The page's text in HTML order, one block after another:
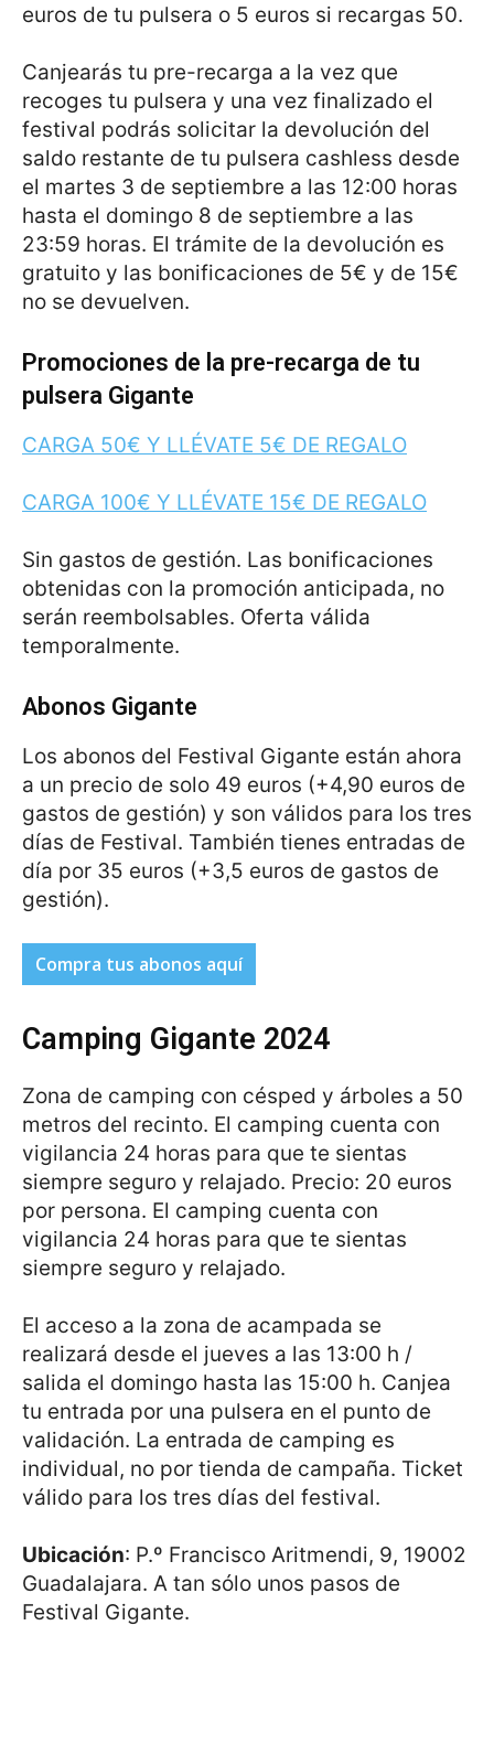
euros de tu pulsera o 5 euros si recargas 50.
Canjearás tu pre-recarga a la vez que
recoges tu pulsera y una vez finalizado el
festival podrás solicitar la devolución del
saldo restante de tu pulsera cashless desde
el martes 3 de septiembre a las 12:00 horas
hasta el domingo 8 de septiembre a las
23:59 horas. El trámite de la devolución es
gratuito y las bonificaciones de 5€ y de 15€
no se devuelven.
Promociones de la pre-recarga de tu
pulsera Gigante
CARGA 50€ Y LLÉVATE 5€ DE REGALO
CARGA 100€ Y LLÉVATE 15€ DE REGALO
Sin gastos de gestión. Las bonificaciones
obtenidas con la promoción anticipada, no
serán reembolsables. Oferta válida
temporalmente.
Abonos Gigante
Los abonos del Festival Gigante están ahora
a un precio de solo 49 euros (+4,90 euros de
gastos de gestión) y son válidos para los tres
días de Festival. También tienes entradas de
día por 35 euros (+3,5 euros de gastos de
gestión).
Compra tus abonos aquí
Camping Gigante 2024
Zona de camping con césped y árboles a 50
metros del recinto. El camping cuenta con
vigilancia 24 horas para que te sientas
siempre seguro y relajado. Precio: 20 euros
por persona. El camping cuenta con
vigilancia 24 horas para que te sientas
siempre seguro y relajado.
El acceso a la zona de acampada se
realizará desde el jueves a las 13:00 h /
salida el domingo hasta las 15:00 h. Canjea
tu entrada por una pulsera en el punto de
validación. La entrada de camping es
individual, no por tienda de campaña. Ticket
válido para los tres días del festival.
Ubicación: P.º Francisco Aritmendi, 9, 19002
Guadalajara. A tan sólo unos pasos de
Festival Gigante.